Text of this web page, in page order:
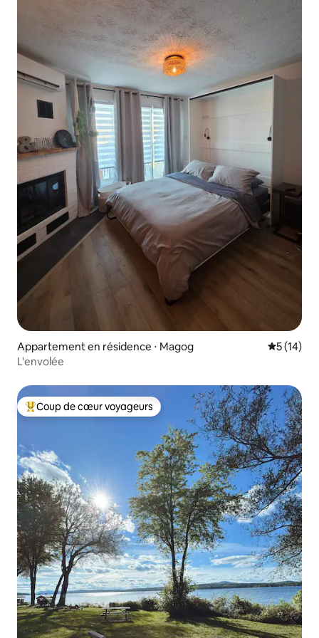
Appartement en résidence ⋅ Magog
5 (14)
L'envolée
Coups de cœur voyageurs les plus appréciés
Coup de cœur voyageurs